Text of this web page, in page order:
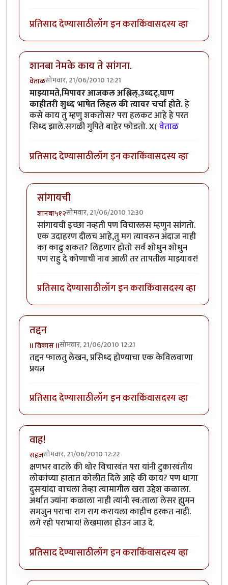
प्रतिसाद देण्यासाठीलॉग इन कराकिंवासदस्य व्हा
शानबा नेमके काय ते सांगना.
वेताळसोमवार, 21/06/2010 12:21
माझ्यामते,मिपावर आजकल अश्लिल्,उध्दट्,घाण
काहीतरी शुध्द भाषेत लिहल की त्यावर चर्चा होते.हे
कसे काय तु म्हणु शकतोस? परा हलकट आहे हे परत
सिध्द झाले.सगळी गुपिते बाहेर फोडतो. X(वेताळ
प्रतिसाद देण्यासाठीलॉग इन कराकिंवासदस्य व्हा
सांगायची
शानबा५१२सोमवार, 21/06/2010 12:30
In reply toशानबा नेमके काय ते सांगना.byवेताळ
सांगायची इच्छा नव्हती पण विचारलस म्हणुन सांगतो.
एक उदाहरण दीलच आहे,तु मग त्यावरुन अंदाज नाही
का काढु शकत? लिहणार होतो सर्व शोधुन शोधुन
पण राहु दे कोणाची नाव आली तर तापतील माझ्यावर!
प्रतिसाद देण्यासाठीलॉग इन कराकिंवासदस्य व्हा
तद्दन
II विकास IIसोमवार, 21/06/2010 12:21
तद्दन फालतु लेखन, प्रसिध्द होण्याचा एक केविलवाणा
प्रयत्न
प्रतिसाद देण्यासाठीलॉग इन कराकिंवासदस्य व्हा
वाह!
सहजसोमवार, 21/06/2010 12:22
क्षणभर वाटले की थोर विचारवंत परा यांनी टुकारवंतीय
लोकांच्या हातात कोलीत दिले आहे की काय? पण धागा
दुसर्‍यांदा वाचला तेव्हा त्यामागील खरा उद्देश कळाला.
अर्थात ज्यांना कळाला नाही त्यांनी स्व:ताला लेसर ह्युमन
समजुन पराचा राग राग करायला काहीच हरकत नाही.
लगे रहो पराभाय! लेखमाला होउन जाउ दे.
प्रतिसाद देण्यासाठीलॉग इन कराकिंवासदस्य व्हा